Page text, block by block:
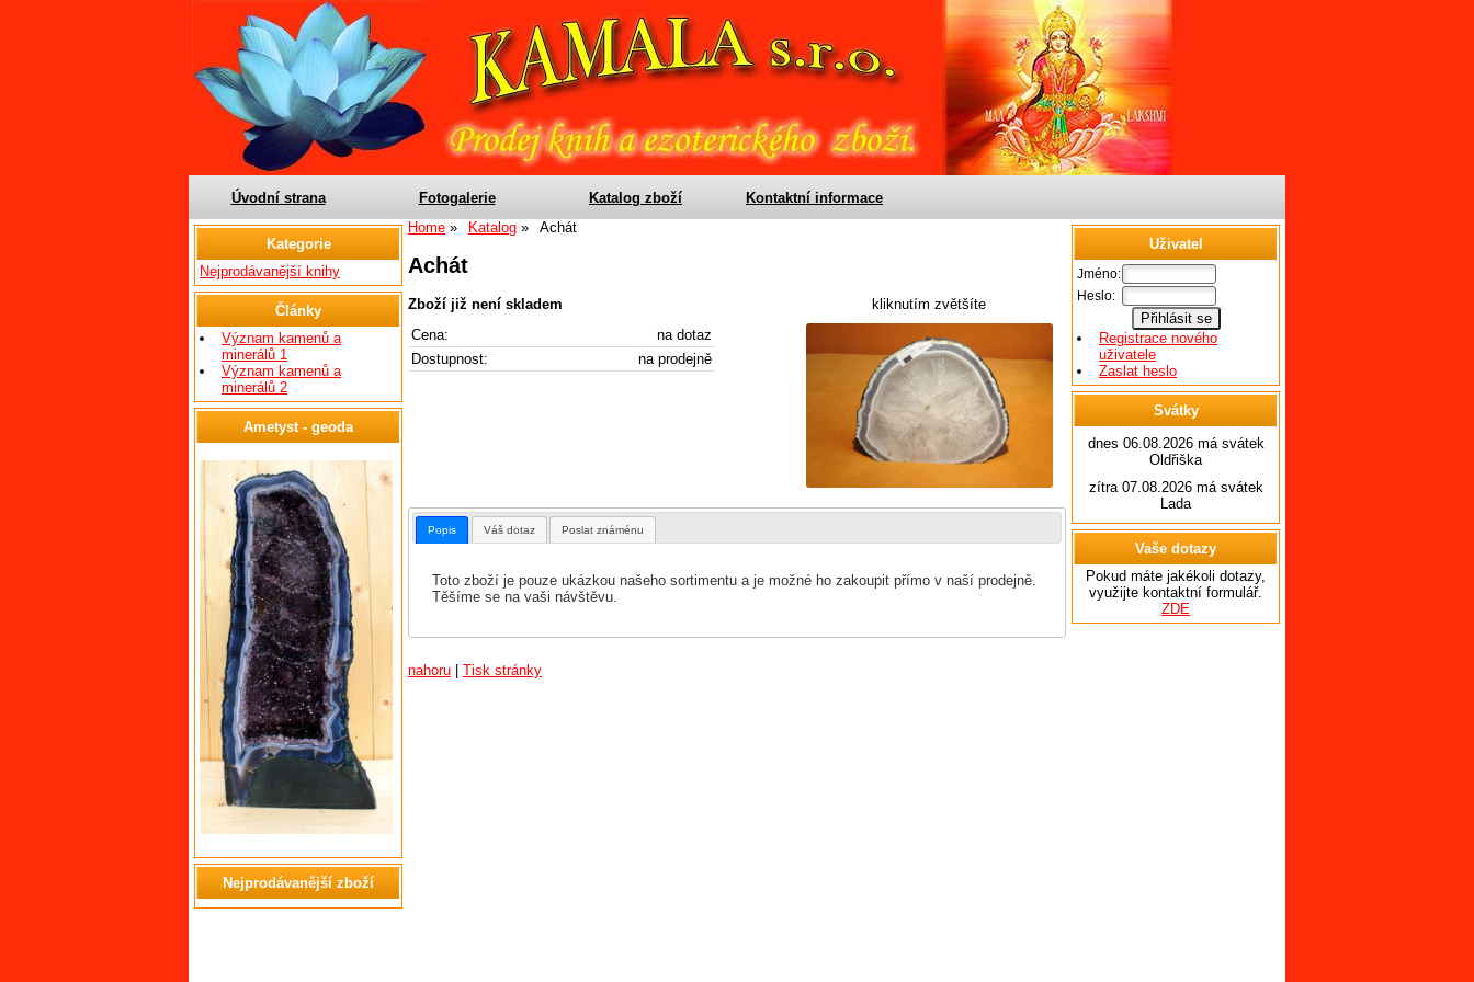
Úvodní strana Fotogalerie Katalog zboží
Kontaktní informace
Home
Katalog Achát
Achát
kliknutím zvětšíte
Zboží již není skladem
Cena:
na dotaz
Dostupnost:
na prodejně
Popis Váš dotaz Poslat známénu
Toto zboží je pouze ukázkou našeho sortimentu a je možné ho zakoupit přímo v naší prodejně.
Těšíme se na vaši návštěvu.
nahoru Tisk stránky
Kategorie
Nejprodávanější knihy
Články
Význam kamenů a
minerálů 1
Význam kamenů a
minerálů 2
Ametyst - geoda
Nejprodávanější zboží
Uživatel
Jméno:
Heslo:
Registrace nového
uživatele
Zaslat heslo
Svátky
dnes 06.08.2026 má svátek
Oldřiška
zítra 07.08.2026 má svátek
Lada
Vaše dotazy
Pokud máte jakékoli dotazy,
využijte kontaktní formulář.
ZDE